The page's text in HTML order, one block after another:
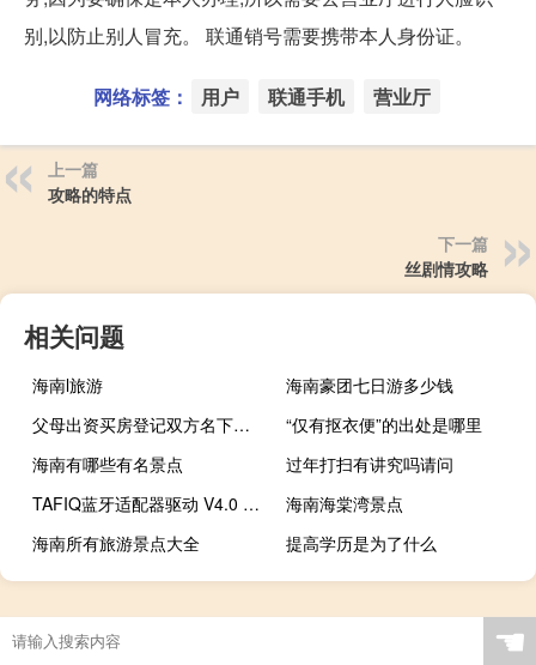
别,以防止别人冒充。 联通销号需要携带本人身份证。
网络标签： 用户 联通手机 营业厅
上一篇
攻略的特点
下一篇
丝剧情攻略
相关问题
海南l旅游
海南豪团七日游多少钱
父母出资买房登记双方名下离婚应该怎样分
“仅有抠衣便”的出处是哪里
海南有哪些有名景点
过年打扫有讲究吗请问
TAFIQ蓝牙适配器驱动 V4.0 最新免费版（TAFIQ蓝牙适配器驱动 V4.0 最新免费版功能简介）
海南海棠湾景点
海南所有旅游景点大全
提高学历是为了什么
☚